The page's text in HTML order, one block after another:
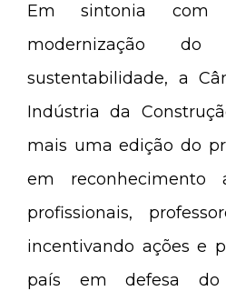
Em sintonia
modernização
sustentabilidade, a
Indústria da
mais uma edição do
em reconhecimento
profissionais,
incentivando ações e
país em defesa do